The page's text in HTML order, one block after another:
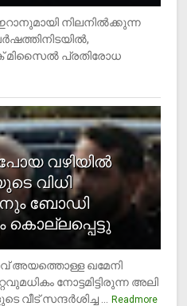
നിലനില്‍ക്കുന്ന
മിസൈല്‍ പ്രതിരോധ
വഴിയില്‍
വിധി
ബോഡി
കൊല്ലപ്പെട്ടു
അയത്തൊള്ള ഖമേനി
നോട്ടമിട്ടിരുന്ന അലി
വീട് സന്ദര്‍ശിച്ച ...
Readmore